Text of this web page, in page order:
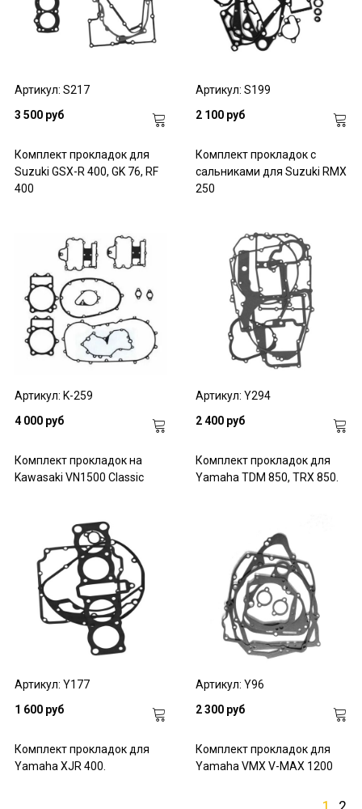
Артикул: S217
3 500 руб
Комплект прокладок для
Suzuki GSX-R 400, GK 76, RF
400
Артикул: S199
2 100 руб
Комплект прокладок с
сальниками для Suzuki RMX
250
Артикул: K-259
4 000 руб
Комплект прокладок на
Kawasaki VN1500 Classic
Артикул: Y294
2 400 руб
Комплект прокладок для
Yamaha TDM 850, TRX 850.
Артикул: Y177
1 600 руб
Комплект прокладок для
Yamaha XJR 400.
Артикул: Y96
2 300 руб
Комплект прокладок для
Yamaha VMX V-MAX 1200